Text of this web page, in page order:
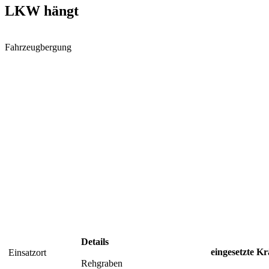
LKW hängt
Fahrzeugbergung
Einsatzort
Details
Rehgraben
eingesetzte